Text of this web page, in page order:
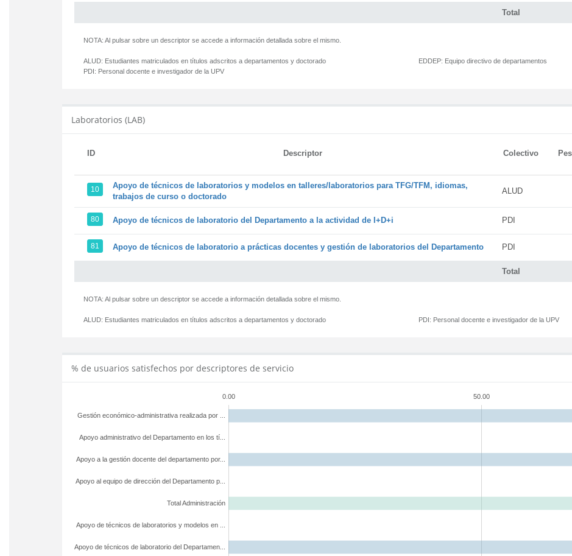
Total
NOTA: Al pulsar sobre un descriptor se accede a información detallada sobre el mismo.
ALUD: Estudiantes matriculados en títulos adscritos a departamentos y doctorado
PDI: Personal docente e investigador de la UPV
EDDEP: Equipo directivo de departamentos
Laboratorios (LAB)
ID Descriptor Colectivo
Total
10
Apoyo de técnicos de laboratorios y modelos en talleres/laboratorios para TFG/TFM, idiomas,
trabajos de curso o doctorado
ALUD
80 Apoyo de técnicos de laboratorio del Departamento a la actividad de I+D+i PDI
81 Apoyo de técnicos de laboratorio a prácticas docentes y gestión de laboratorios del Departamento PDI
NOTA: Al pulsar sobre un descriptor se accede a información detallada sobre el mismo.
ALUD: Estudiantes matriculados en títulos adscritos a departamentos y doctorado PDI: Personal docente e investigador de la UPV
% de usuarios satisfechos por descriptores de servicio
0.00 50.00
Apoyo de técnicos de laboratorio del Departamen...
Apoyo de técnicos de laboratorios y modelos en ...
Total Administración
Apoyo al equipo de dirección del Departamento p...
Apoyo a la gestión docente del departamento por...
Apoyo administrativo del Departamento en los tí...
Gestión económico-administrativa realizada por ...